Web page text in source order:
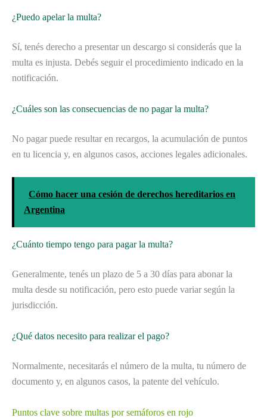
¿Puedo apelar la multa?
Sí, tenés derecho a presentar un descargo si considerás que la
multa es injusta. Debés seguir el procedimiento indicado en la
notificación.
¿Cuáles son las consecuencias de no pagar la multa?
No pagar puede resultar en recargos, la acumulación de puntos
en tu licencia y, en algunos casos, acciones legales adicionales.
Cómo hacer una cesión de derechos hereditarios en
Argentina
¿Cuánto tiempo tengo para pagar la multa?
Generalmente, tenés un plazo de 5 a 30 días para abonar la
multa desde su notificación, pero esto puede variar según la
jurisdicción.
¿Qué datos necesito para realizar el pago?
Normalmente, necesitarás el número de la multa, tu número de
documento y, en algunos casos, la patente del vehículo.
Puntos clave sobre multas por semáforos en rojo